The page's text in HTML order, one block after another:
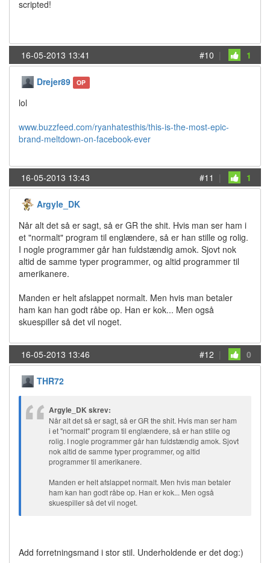
scripted!
16-05-2013 13:41 #10 | 1
Drejer89 OP
lol
www.buzzfeed.com/ryanhatesthis/this-is-the-most-epic-
brand-meltdown-on-facebook-ever
16-05-2013 13:43 #11 | 1
Argyle_DK
Når alt det så er sagt, så er GR the shit. Hvis man ser ham i
et "normalt" program til englændere, så er han stille og rolig.
I nogle programmer går han fuldstændig amok. Sjovt nok
altid de samme typer programmer, og altid programmer til
amerikanere.
Manden er helt afslappet normalt. Men hvis man betaler
ham kan han godt råbe op. Han er kok... Men også
skuespiller så det vil noget.
16-05-2013 13:46 #12 | 0
THR72
Argyle_DK skrev:
Når alt det så er sagt, så er GR the shit. Hvis man ser ham
i et "normalt" program til englændere, så er han stille og
rolig. I nogle programmer går han fuldstændig amok. Sjovt
nok altid de samme typer programmer, og altid
programmer til amerikanere.
Manden er helt afslappet normalt. Men hvis man betaler
ham kan han godt råbe op. Han er kok... Men også
skuespiller så det vil noget.
Add forretningsmand i stor stil. Underholdende er det dog:)